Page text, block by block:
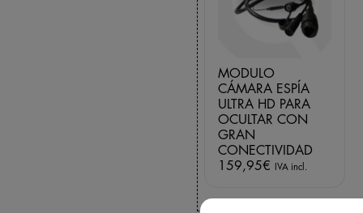
MODULO
CÁMARA ESPÍA
ULTRA HD PARA
OCULTAR CON
GRAN
CONECTIVIDAD
159,95€ IVA incl.